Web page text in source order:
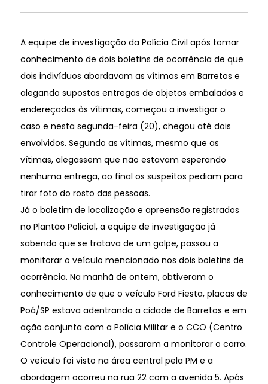
A equipe de investigação da Polícia Civil após tomar
conhecimento de dois boletins de ocorrência de que
dois indivíduos abordavam as vítimas em Barretos e
alegando supostas entregas de objetos embalados e
endereçados às vítimas, começou a investigar o
caso e nesta segunda-feira (20), chegou até dois
envolvidos. Segundo as vítimas, mesmo que as
vítimas, alegassem que não estavam esperando
nenhuma entrega, ao final os suspeitos pediam para
tirar foto do rosto das pessoas.
Já o boletim de localização e apreensão registrados
no Plantão Policial, a equipe de investigação já
sabendo que se tratava de um golpe, passou a
monitorar o veículo mencionado nos dois boletins de
ocorrência. Na manhã de ontem, obtiveram o
conhecimento de que o veículo Ford Fiesta, placas de
Poá/SP estava adentrando a cidade de Barretos e em
ação conjunta com a Polícia Militar e o CCO (Centro
Controle Operacional), passaram a monitorar o carro.
O veículo foi visto na área central pela PM e a
abordagem ocorreu na rua 22 com a avenida 5. Após